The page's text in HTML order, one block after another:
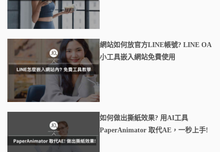
網站如何放官方LINE帳號? LINE OA
小工具嵌入網站免費使用
如何做出撕紙效果? 用AI工具
PaperAnimator 取代AE，一秒上手!